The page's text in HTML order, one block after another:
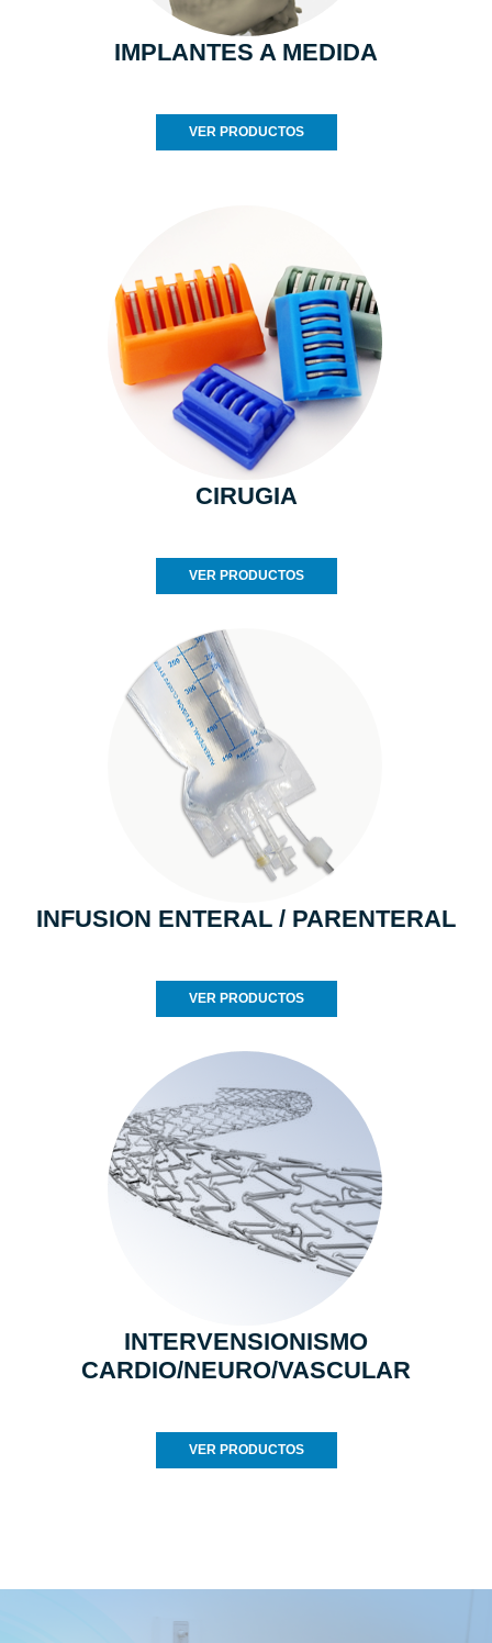
IMPLANTES A MEDIDA
VER PRODUCTOS
CIRUGIA
VER PRODUCTOS
INFUSION ENTERAL / PARENTERAL
VER PRODUCTOS
INTERVENSIONISMO
CARDIO/NEURO/VASCULAR
VER PRODUCTOS